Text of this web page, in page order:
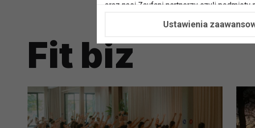
Fit biz
oraz nasi Zaufani partnerzy czyli podmioty
potrzeb i zainteresowań.
Dlaczego chcemy przetwarzać Twoje
Przetwarzamy te dane w celach, aby:
przeprowadzania konkursów z nagrodami,
zapewnić Ci większe bezpieczeństwo
pokazywać Ci reklamy dopasowane do
dokonywać pomiarów, które pozwalają
Ustawienia